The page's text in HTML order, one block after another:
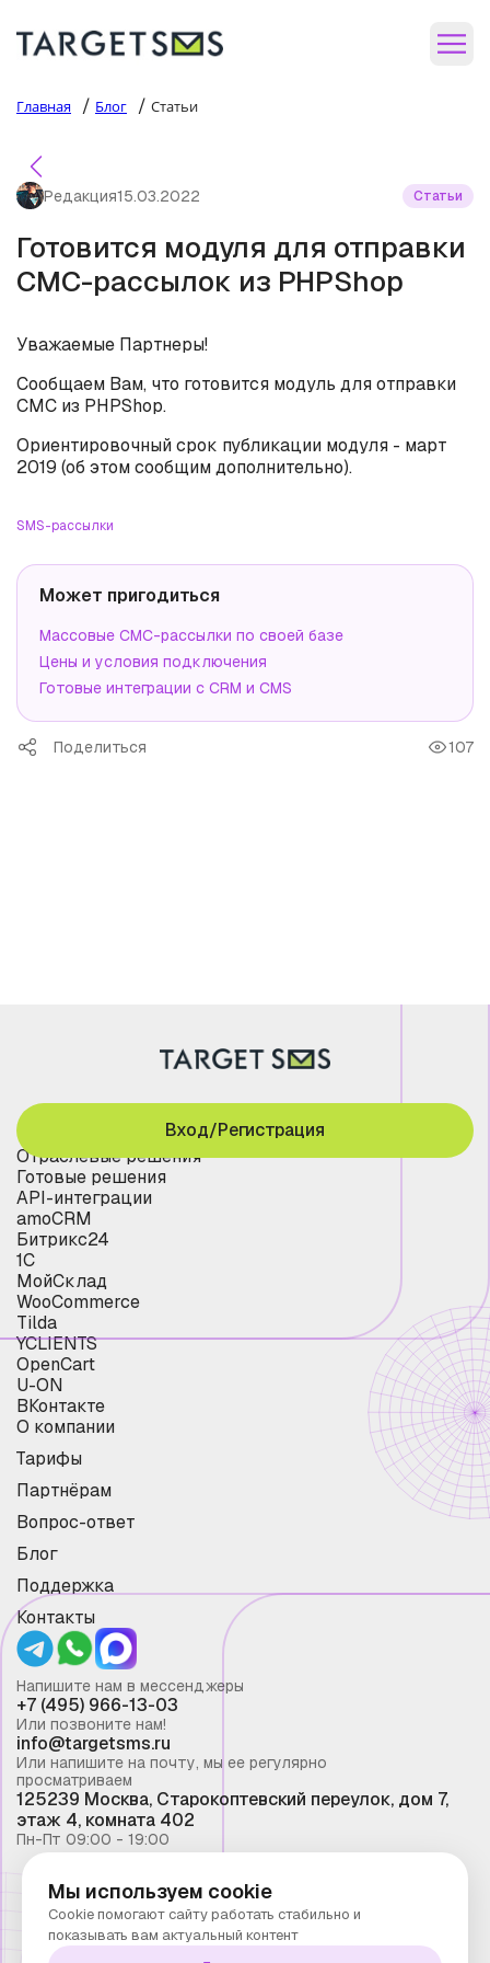
Главная / Блог / Статьи
Редакция15.03.2022 Статьи
Готовится модуля для отправки
СМС-рассылок из PHPShop
Уважаемые Партнеры!
Сообщаем Вам, что готовится модуль для отправки
СМС из PHPShop.
Ориентировочный срок публикации модуля - март
2019 (об этом сообщим дополнительно).
SMS-рассылки
Может пригодиться
Массовые СМС-рассылки по своей базе
Цены и условия подключения
Готовые интеграции с CRM и CMS
Поделиться 107
Отраслевые решения
Готовые решения
API-интеграции
amoCRM
Битрикс24
1С
МойСклад
WooCommerce
Tilda
YCLIENTS
OpenCart
U-ON
ВКонтакте
О компании
Тарифы
Партнёрам
Вопрос-ответ
Блог
Поддержка
Контакты
Вход/Регистрация
Напишите нам в мессенджеры
+7 (495) 966-13-03
Или позвоните нам!
info@targetsms.ru
Или напишите на почту, мы ее регулярно
просматриваем
125239 Москва, Старокоптевский переулок, дом 7,
этаж 4, комната 402
Пн-Пт 09:00 - 19:00
Смс рассылка 2026 ©
Запрещено копирование материалов сайта без
письменного разрешения ООО "Таргет Телеком"
Мы используем cookie
Cookie помогают сайту работать стабильно и
показывать вам актуальный контент